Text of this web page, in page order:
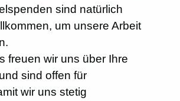
sind natürlich
um unsere Arbeit
freuen wir uns über Ihre
sind offen für
wir uns stetig